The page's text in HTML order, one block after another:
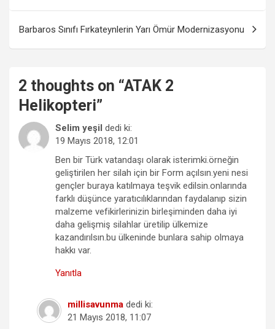
Barbaros Sınıfı Fırkateynlerin Yarı Ömür Modernizasyonu
2 thoughts on “ATAK 2
Helikopteri”
Selim yeşil dedi ki:
19 Mayıs 2018, 12:01
Ben bir Türk vatandaşı olarak isterimki.örneğin
geliştirilen her silah için bir Form açılsın.yeni nesi
gençler buraya katılmaya teşvik edilsin.onlarında
farklı düşünce yaratıcılıklarından faydalanıp sizin
malzeme vefikirlerinizin birleşiminden daha iyi
daha gelişmiş silahlar üretilip ülkemize
kazandırılsın.bu ülkeninde bunlara sahip olmaya
hakkı var.
Yanıtla
millisavunma dedi ki:
21 Mayıs 2018, 11:07